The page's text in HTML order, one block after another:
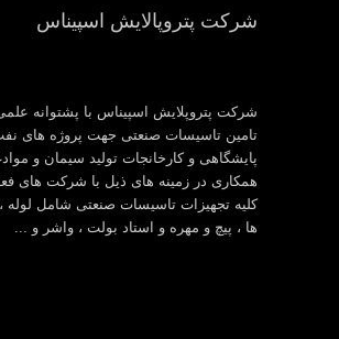
شرکت پتروپالایش اسپیناس
شرکت پتروپلایش اسپیناس با پشتوانه
تامین تاسیسات صنعتی جهت پروژه های
پایشگاهی و کارخانجات تولید سیمان و
همکاری در زمینه های ذیل با شرکت های
کلیه تجهیزات تاسیسات صنعتی شامل لوله ،
ها ، پیچ و مهره و استاد بولت ، واشر و ...